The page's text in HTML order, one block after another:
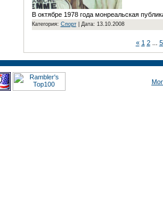
В октябре 1978 года монреальская
Категория: Спорт| Дата: 13.10.2008
« 1 2